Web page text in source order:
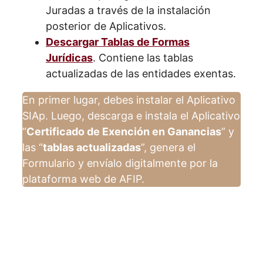
Juradas a través de la instalación
posterior de Aplicativos.
Descargar Tablas de Formas
Jurídicas. Contiene las tablas
actualizadas de las entidades exentas.
En primer lugar, debes instalar el Aplicativo
SIAp. Luego, descarga e instala el Aplicativo
“Certificado de Exención en Ganancias” y
las “tablas actualizadas”, genera el
Formulario y envíalo digitalmente por la
plataforma web de AFIP.